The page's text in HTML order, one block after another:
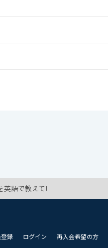
英語で教えて!
録 ログイン 再入会希望の方